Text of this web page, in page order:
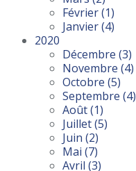
Février(1)
Janvier(4)
2020
Décembre (3)
Novembre (4)
Octobre (5)
Septembre (4)
Août(1)
Juillet(5)
Juin (2)
Mai (7)
Avril (3)